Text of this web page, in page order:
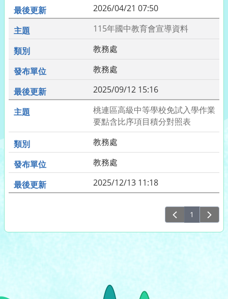
2026/04/21 07:50
115年國中教育會宣導資料
教務處
教務處
2025/09/12 15:16
桃連區高級中等學校免試入學作業
要點含比序項目積分對照表
教務處
教務處
2025/12/13 11:18
1